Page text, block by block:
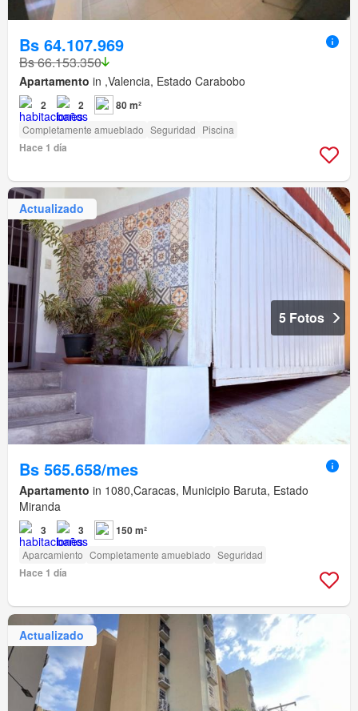
Bs 64.107.969
Bs 66.153.350
Apartamento in ,Valencia, Estado Carabobo
2 2 80 m²
Completamente amueblado Seguridad Piscina
Hace 1 día
Actualizado
5 Fotos
Bs 565.658/mes
Apartamento in 1080,Caracas, Municipio Baruta, Estado
Miranda
3 3 150 m²
Aparcamiento Completamente amueblado Seguridad
Hace 1 día
Actualizado